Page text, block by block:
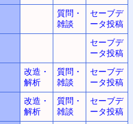
質問・
雑談
セーブデ
ータ投稿
セーブデ
ータ投稿
改造・
解析
質問・
雑談
セーブデ
ータ投稿
改造・
解析
質問・
雑談
セーブデ
ータ投稿